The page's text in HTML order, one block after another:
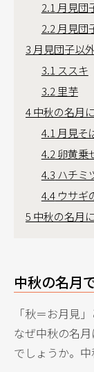
2.1 月見団
2.2 月見団
3 月見団子以
3.1 ススキ
3.2 里芋
4中秋の名月
4.1 月見そ
4.2 卵黄乗
4.3 ハチミ
4.4ウサギ
5 中秋の名月
中秋の名月
「秋＝お月見
なぜ中秋の名
でしょうか。中